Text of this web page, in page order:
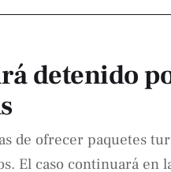
detenido
de ofrecer paquetes
El caso continuará en